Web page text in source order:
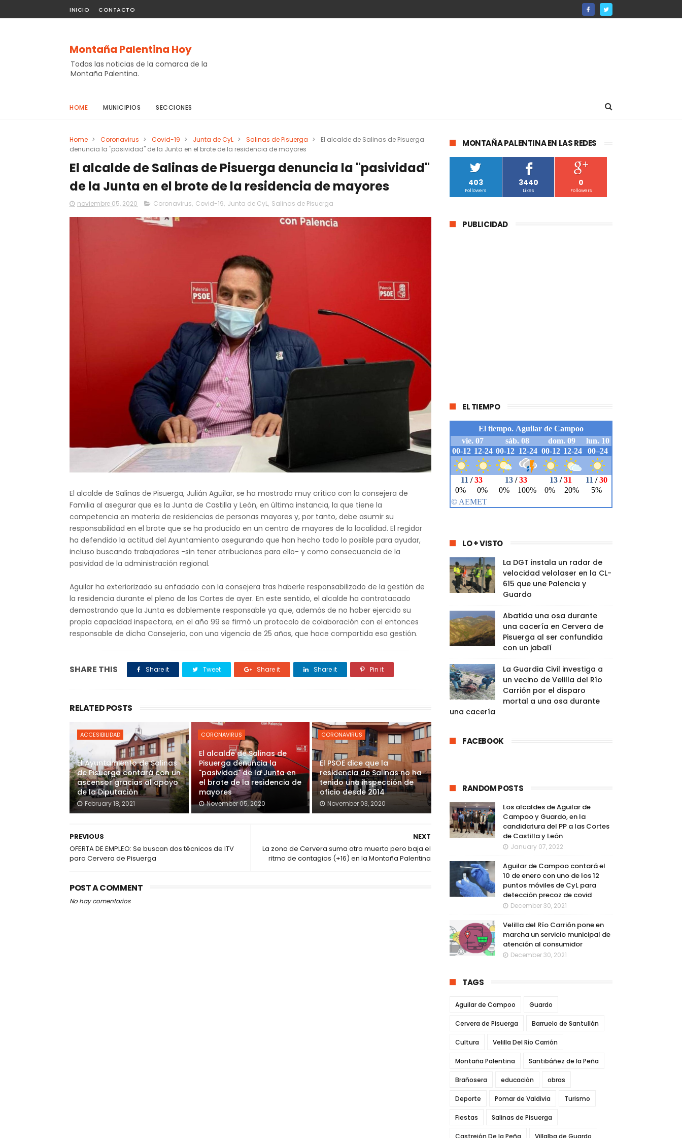
INICIO CONTACTO
Montaña Palentina Hoy
Todas las noticias de la comarca de la
Montaña Palentina.
HOME MUNICIPIOS SECCIONES
Home > Coronavirus > Covid-19 > Junta de CyL > Salinas de Pisuerga >
El alcalde de Salinas de Pisuerga
denuncia la "pasividad" de la Junta en el brote de la residencia de mayores
El alcalde de Salinas de Pisuerga denuncia la "pasividad"
de la Junta en el brote de la residencia de mayores
noviembre 05, 2020 Coronavirus, Covid-19, Junta de CyL, Salinas de Pisuerga
El alcalde de Salinas de Pisuerga, Julián Aguilar, se ha mostrado muy crítico con la consejera de
Familia al asegurar que es la Junta de Castilla y León, en última instancia, la que tiene la
competencia en materia de residencias de personas mayores y, por tanto, debe asumir su
responsabilidad en el brote que se ha producido en un centro de mayores de la localidad. El regidor
ha defendido la actitud del Ayuntamiento asegurando que han hecho todo lo posible para ayudar,
incluso buscando trabajadores -sin tener atribuciones para ello- y como consecuencia de la
pasividad de la administración regional.
Aguilar ha exteriorizado su enfadado con la consejera tras haberle responsabilizado de la gestión de
la residencia durante el pleno de las Cortes de ayer. En este sentido, el alcalde ha contratacado
demostrando que la Junta es doblemente responsable ya que, además de no haber ejercido su
propia capacidad inspectora, en el año 99 se firmó un protocolo de colaboración con el entonces
responsable de dicha Consejería, con una vigencia de 25 años, que hace compartida esa gestión.
SHARE THIS Share it Tweet Share it Share it Pin it
RELATED POSTS
ACCESIBILIDAD
El Ayuntamiento de Salinas
de Pisuerga contará con un
ascensor gracias al apoyo
de la Diputación
February 18, 2021
CORONAVIRUS
El alcalde de Salinas de
Pisuerga denuncia la
"pasividad" de la Junta en
el brote de la residencia de
mayores
November 05, 2020
CORONAVIRUS
El PSOE dice que la
residencia de Salinas no ha
tenido una inspección de
oficio desde 2014
November 03, 2020
NEXT
La zona de Cervera suma otro muerto pero baja el
ritmo de contagios (+16) en la Montaña Palentina
PREVIOUS
OFERTA DE EMPLEO: Se buscan dos técnicos de ITV
para Cervera de Pisuerga
POST A COMMENT
No hay comentarios
MONTAÑA PALENTINA EN LAS REDES
403
Followers
3440
Likes
0
Followers
PUBLICIDAD
EL TIEMPO
LO + VISTO
La DGT instala un radar de
velocidad velolaser en la CL-
615 que une Palencia y
Guardo
Abatida una osa durante
una cacería en Cervera de
Pisuerga al ser confundida
con un jabalí
La Guardia Civil investiga a
un vecino de Velilla del Río
Carrión por el disparo
mortal a una osa durante
una cacería
FACEBOOK
RANDOM POSTS
Los alcaldes de Aguilar de
Campoo y Guardo, en la
candidatura del PP a las Cortes
de Castilla y León
January 07, 2022
Aguilar de Campoo contará el
10 de enero con uno de los 12
puntos móviles de CyL para
detección precoz de covid
December 30, 2021
Velilla del Río Carrión pone en
marcha un servicio municipal de
atención al consumidor
December 30, 2021
TAGS
Aguilar de Campoo Guardo
Cervera de Pisuerga Barruelo de Santullán
Cultura Velilla Del Río Carrión
Montaña Palentina Santibáñez de la Peña
Brañosera educación obras
Deporte Pomar de Valdivia Turismo
Fiestas Salinas de Pisuerga
Castrejón De la Peña Villalba de Guardo